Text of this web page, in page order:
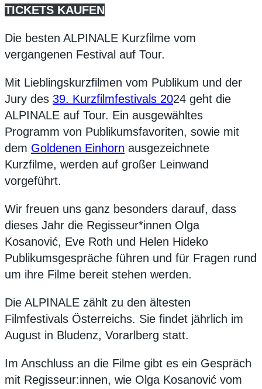
TICKETS KAUFEN
Die besten ALPINALE Kurzfilme vom
vergangenen Festival auf Tour.
Mit Lieblingskurzfilmen vom Publikum und der
Jury des 39. Kurzfilmfestivals 2024 geht die
ALPINALE auf Tour. Ein ausgewähltes
Programm von Publikumsfavoriten, sowie mit
dem Goldenen Einhorn ausgezeichnete
Kurzfilme, werden auf großer Leinwand
vorgeführt.
Wir freuen uns ganz besonders darauf, dass
dieses Jahr die Regisseur*innen Olga
Kosanović, Eve Roth und Helen Hideko
Publikumsgespräche führen und für Fragen rund
um ihre Filme bereit stehen werden.
Die ALPINALE zählt zu den ältesten
Filmfestivals Österreichs. Sie findet jährlich im
August in Bludenz, Vorarlberg statt.
Im Anschluss an die Filme gibt es ein Gespräch
mit Regisseur:innen, wie Olga Kosanović vom